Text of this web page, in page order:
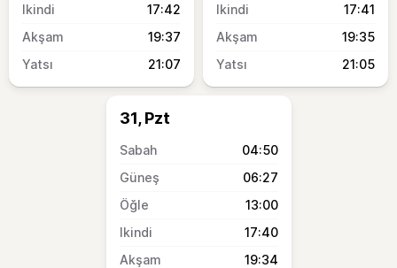
17:42
19:37
21:07
17:41
19:35
21:05
31, Pzt
04:50
06:27
13:00
17:40
19:34